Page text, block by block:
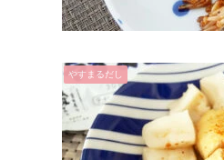
やすまるだし